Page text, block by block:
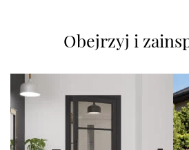
Obejrzyj i